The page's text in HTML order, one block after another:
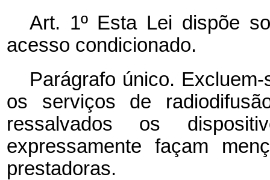
Art. 1º Esta Lei dispõe
acesso condicionado.
Parágrafo único.
os serviços de
ressalvados os
expressamente façam
prestadoras.